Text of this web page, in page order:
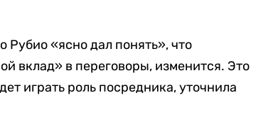
«ясно дал понять», что
вклад» в переговоры, изменится. Это
играть роль посредника, уточнила